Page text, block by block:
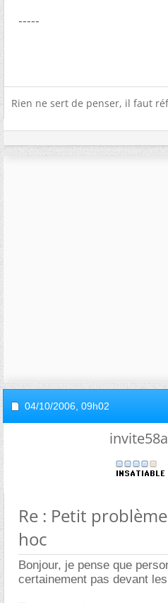
-----
Rien ne sert de penser, il faut
04/10/2006, 09h02
Re : Petit
hoc
Bonjour, je pense que
certainement pas devant